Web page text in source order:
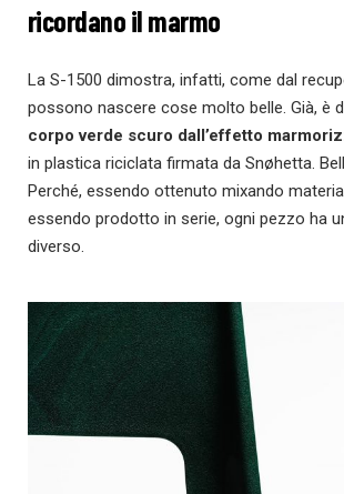
ricordano il marmo
La S-1500 dimostra, infatti, come dal
possono nascere cose molto belle. Già, è
corpo verde scuro dall’effetto
in plastica riciclata firmata da Snøhetta.
Perché, essendo ottenuto mixando
essendo prodotto in serie, ogni pezzo ha
diverso.